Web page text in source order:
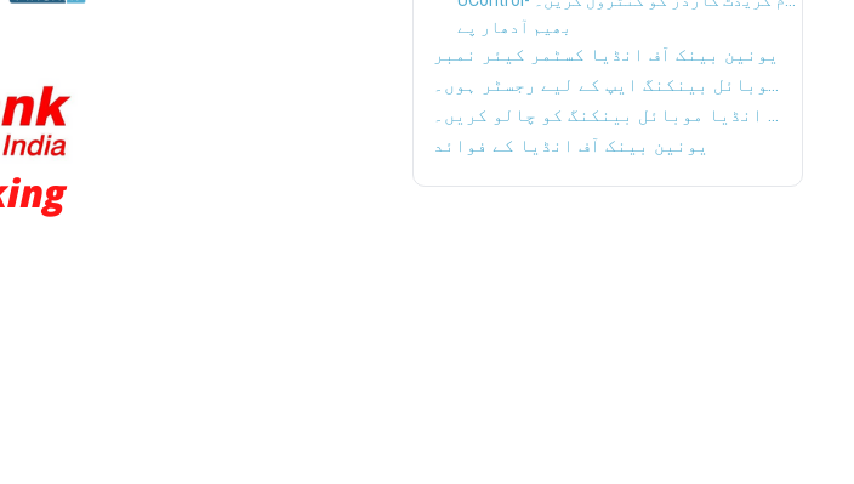
بھیم آدھار پے
یونین بینک آف انڈیا کسٹمر کیئر نمبر
یونین بینک آف انڈیا موبائل بینکنگ ایپ کے لیے رجسٹر ہوں۔
یونین بینک آف انڈیا موبائل بینکنگ کو چالو کریں۔
یونین بینک آف انڈیا کے فوائد